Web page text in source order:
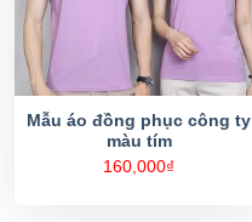
Mẫu áo đồng phục công ty
màu tím
160,000₫